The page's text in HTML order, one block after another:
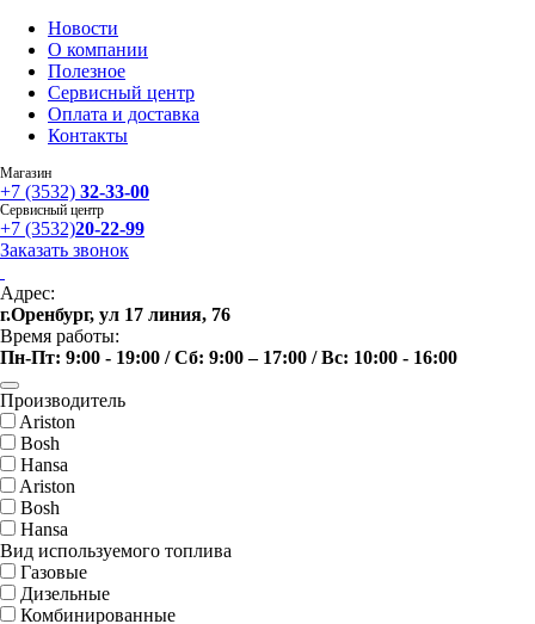
Новости
О компании
Полезное
Сервисный центр
Оплата и доставка
Контакты
Магазин
+7 (3532) 32-33-00
Сервисный центр
+7 (3532)20-22-99
Заказать звонок
Адрес:
г.Оренбург, ул 17 линия, 76
Время работы:
Пн-Пт: 9:00 - 19:00 / Сб: 9:00 – 17:00 / Вс: 10:00 - 16:00
Производитель
Ariston
Bosh
Hansa
Ariston
Bosh
Hansa
Вид используемого топлива
Газовые
Дизельные
Комбинированные